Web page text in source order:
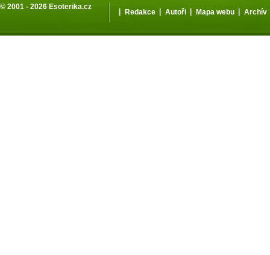
© 2001 - 2026 Esoterika.cz
| Redakce | Autoři | Mapa webu | Archív